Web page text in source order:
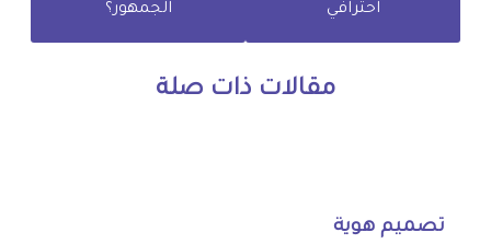
احترافي
الجمهور؟
مقالات ذات صلة
تصميم هوية